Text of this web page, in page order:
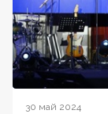
30 май 2024